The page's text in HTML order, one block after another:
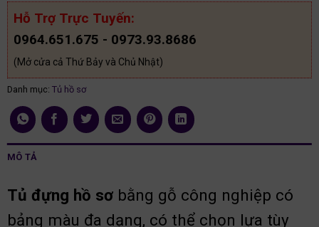
Hỗ Trợ Trực Tuyến:
0964.651.675 - 0973.93.8686
(Mở cửa cả Thứ Bảy và Chủ Nhật)
Danh mục: Tủ hồ sơ
MÔ TẢ
Tủ đựng hồ sơbằng gỗ công nghiệp có
bảng màu đa dạng, có thể chọn lựa tùy